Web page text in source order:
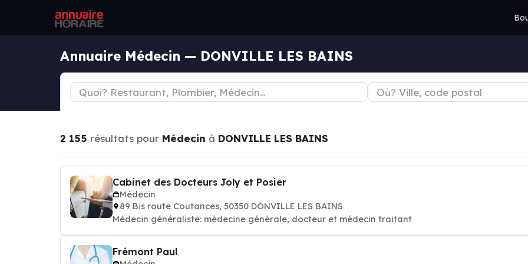
Annuaire Médecin — DONVILLE LES BAINS
2 155 résultats pour Médecin à DONVILLE LES BAINS
Cabinet des Docteurs Joly et Posier
Médecin
89 Bis route Coutances, 50350 DONVILLE LES BAINS
Médecin généraliste: médecine générale, docteur et médecin traitant
Frémont Paul